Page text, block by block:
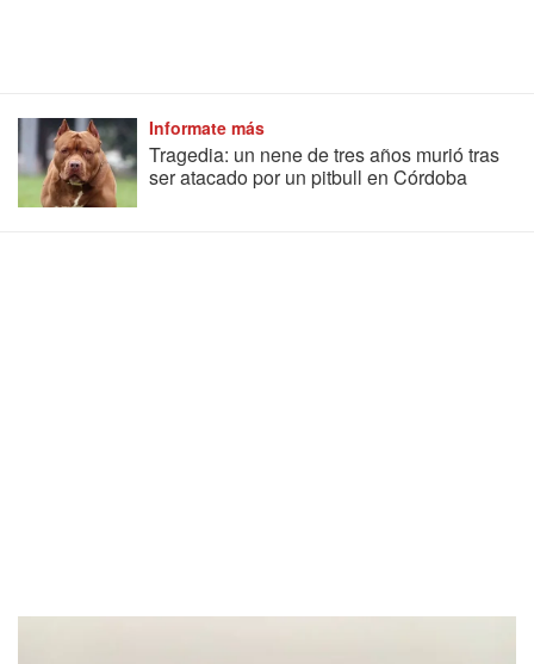
Informate más
Tragedia: un nene de tres años murió tras
ser atacado por un pitbull en Córdoba